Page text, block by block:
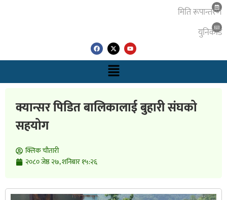
मिति रूपान्तरण
युनिकाेड
क्यान्सर पिडित बालिकालाई बुहारी संघको
सहयोग
क्लिक चाैतारी
२०८० जेष्ठ २७, शनिबार १५:२६